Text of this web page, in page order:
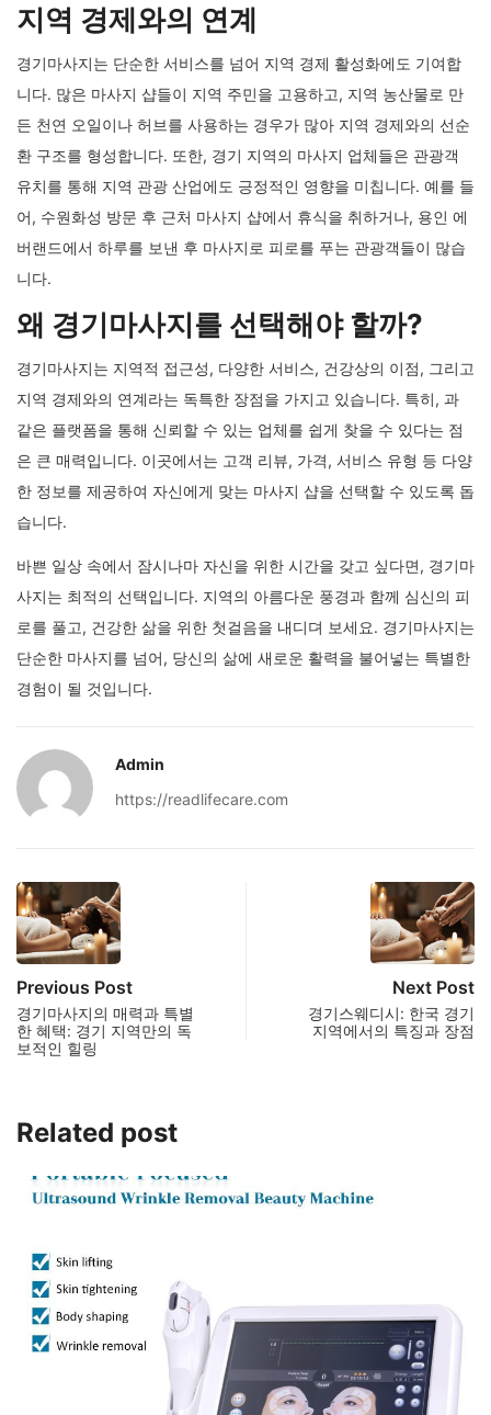
지역 경제와의 연계
경기마사지는 단순한 서비스를 넘어 지역 경제 활성화에도 기여합
니다. 많은 마사지 샵들이 지역 주민을 고용하고, 지역 농산물로 만
든 천연 오일이나 허브를 사용하는 경우가 많아 지역 경제와의 선순
환 구조를 형성합니다. 또한, 경기 지역의 마사지 업체들은 관광객
유치를 통해 지역 관광 산업에도 긍정적인 영향을 미칩니다. 예를 들
어, 수원화성 방문 후 근처 마사지 샵에서 휴식을 취하거나, 용인 에
버랜드에서 하루를 보낸 후 마사지로 피로를 푸는 관광객들이 많습
니다.
왜 경기마사지를 선택해야 할까?
경기마사지는 지역적 접근성, 다양한 서비스, 건강상의 이점, 그리고
지역 경제와의 연계라는 독특한 장점을 가지고 있습니다. 특히, 과
같은 플랫폼을 통해 신뢰할 수 있는 업체를 쉽게 찾을 수 있다는 점
은 큰 매력입니다. 이곳에서는 고객 리뷰, 가격, 서비스 유형 등 다양
한 정보를 제공하여 자신에게 맞는 마사지 샵을 선택할 수 있도록 돕
습니다.
바쁜 일상 속에서 잠시나마 자신을 위한 시간을 갖고 싶다면, 경기마
사지는 최적의 선택입니다. 지역의 아름다운 풍경과 함께 심신의 피
로를 풀고, 건강한 삶을 위한 첫걸음을 내디뎌 보세요. 경기마사지는
단순한 마사지를 넘어, 당신의 삶에 새로운 활력을 불어넣는 특별한
경험이 될 것입니다.
Admin
https://readlifecare.com
Previous Post
경기마사지의 매력과 특별
한 혜택: 경기 지역만의 독
보적인 힐링
Next Post
경기스웨디시: 한국 경기
지역에서의 특징과 장점
Related post